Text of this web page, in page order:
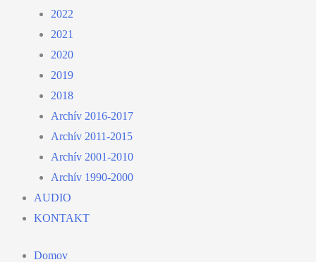
2022
2021
2020
2019
2018
Archív 2016-2017
Archív 2011-2015
Archív 2001-2010
Archív 1990-2000
AUDIO
KONTAKT
Domov